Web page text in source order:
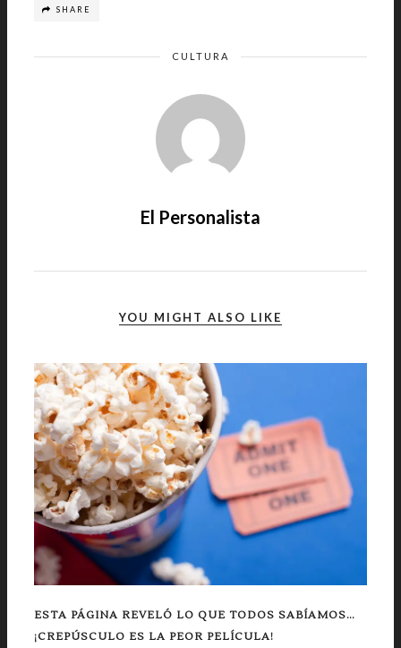
SHARE
CULTURA
El Personalista
YOU MIGHT ALSO LIKE
ESTA PÁGINA REVELÓ LO QUE TODOS SABÍAMOS…
¡CREPÚSCULO ES LA PEOR PELÍCULA!